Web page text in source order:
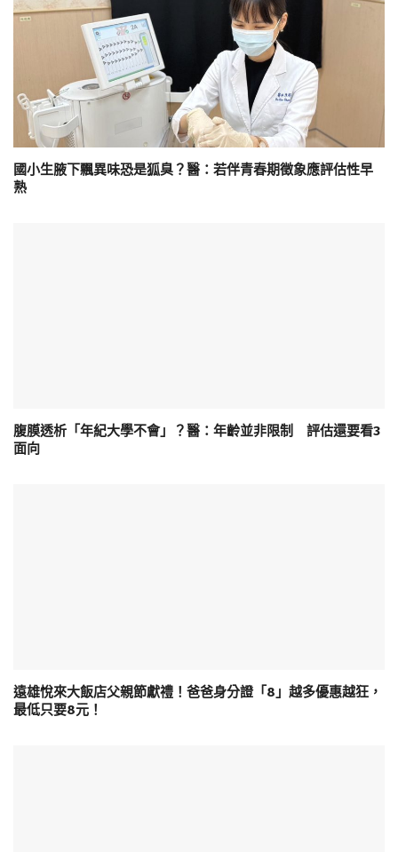
國小生腋下飄異味恐是狐臭？醫：若伴青春期徵象應評估性早
熟
腹膜透析「年紀大學不會」？醫：年齡並非限制 評估還要看3
面向
遠雄悅來大飯店父親節獻禮！爸爸身分證「8」越多優惠越狂，
最低只要8元！